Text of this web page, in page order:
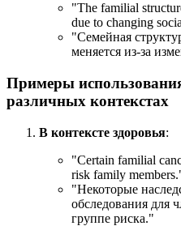
"The familial
due to changing
"Семейная
меняется из-за
Примеры
различных контекстах
В контексте здоровья:
"Certain familial
risk family members.
"Некоторые
обследования для
группе риска."